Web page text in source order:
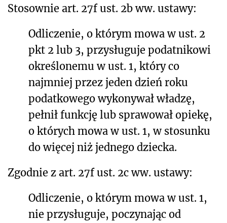
Stosownie art. 27f ust. 2b ww. ustawy:
Odliczenie, o którym mowa w ust. 2
pkt 2 lub 3, przysługuje podatnikowi
określonemu w ust. 1, który co
najmniej przez jeden dzień roku
podatkowego wykonywał władzę,
pełnił funkcję lub sprawował opiekę,
o których mowa w ust. 1, w stosunku
do więcej niż jednego dziecka.
Zgodnie z art. 27f ust. 2c ww. ustawy:
Odliczenie, o którym mowa w ust. 1,
nie przysługuje, poczynając od